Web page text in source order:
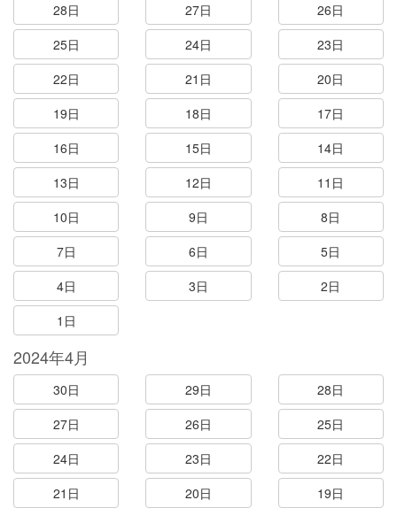
28日
27日
26日
25日
24日
23日
22日
21日
20日
19日
18日
17日
16日
15日
14日
13日
12日
11日
10日
9日
8日
7日
6日
5日
4日
3日
2日
1日
2024年4月
30日 29日
28日
27日
26日
25日
24日
23日
22日
21日
20日
19日